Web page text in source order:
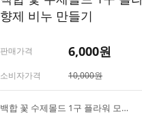
향제 비누 만들기
판매가격 6,000원
소비자가격 10,000원
백합 꽃 수제몰드 1구 플라워 모양 실리콘틀 캔들 석고방향제 비누 만들기